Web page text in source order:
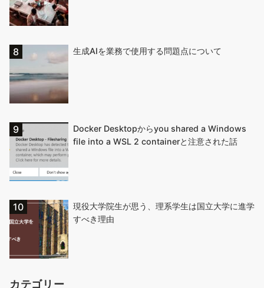
生成AIを業務で使用する問題点について
Docker Desktopからyou shared a Windows
file into a WSL 2 containerと注意された話
現役大学院生が思う、理系学生は国立大学に進学
すべき理由
カテゴリー